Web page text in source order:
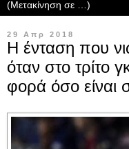
29 Απρ 2018
Η ένταση που
όταν στο τρίτο
φορά όσο είναι